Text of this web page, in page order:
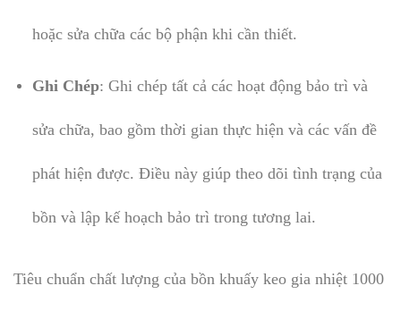
hoặc sửa chữa các bộ phận khi cần thiết.
Ghi Chép: Ghi chép tất cả các hoạt động bảo trì và
sửa chữa, bao gồm thời gian thực hiện và các vấn đề
phát hiện được. Điều này giúp theo dõi tình trạng của
bồn và lập kế hoạch bảo trì trong tương lai.
Tiêu chuẩn chất lượng của bồn khuấy keo gia nhiệt 1000